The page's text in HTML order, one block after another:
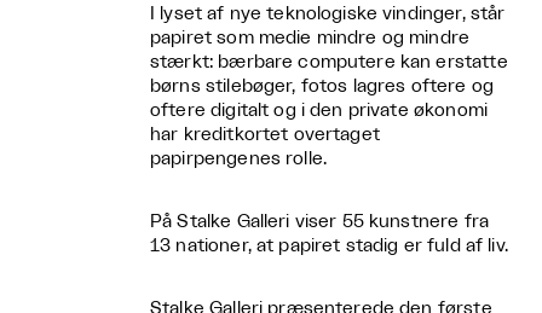
I lyset af nye teknologiske vindinger, står
papiret som medie mindre og mindre
stærkt: bærbare computere kan erstatte
børns stilebøger, fotos lagres oftere og
oftere digitalt og i den private økonomi
har kreditkortet overtaget
papirpengenes rolle.
På Stalke Galleri viser 55 kunstnere fra
13 nationer, at papiret stadig er fuld af liv.
Stalke Galleri præsenterede den første